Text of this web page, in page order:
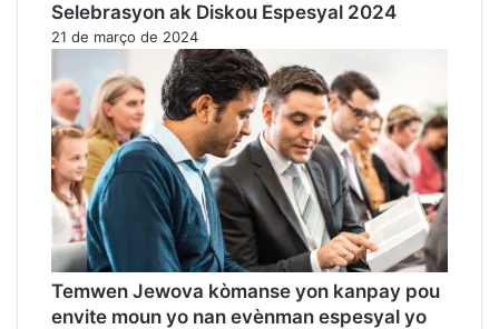
Selebrasyon ak Diskou Espesyal 2024
21 de março de 2024
Temwen Jewova kòmanse yon kanpay pou
envite moun yo nan evènman espesyal yo